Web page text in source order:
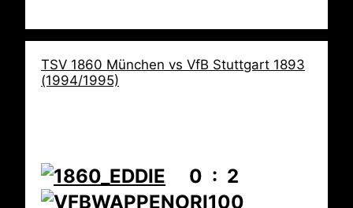
TSV 1860 München vs VfB Stuttgart 1893
(1994/1995)
0 : 2